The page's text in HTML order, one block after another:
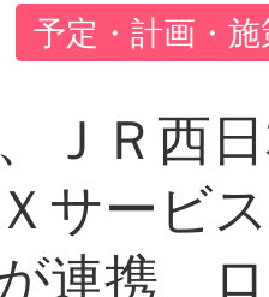
予定・計画・
ＪＲ西
サービ
連携